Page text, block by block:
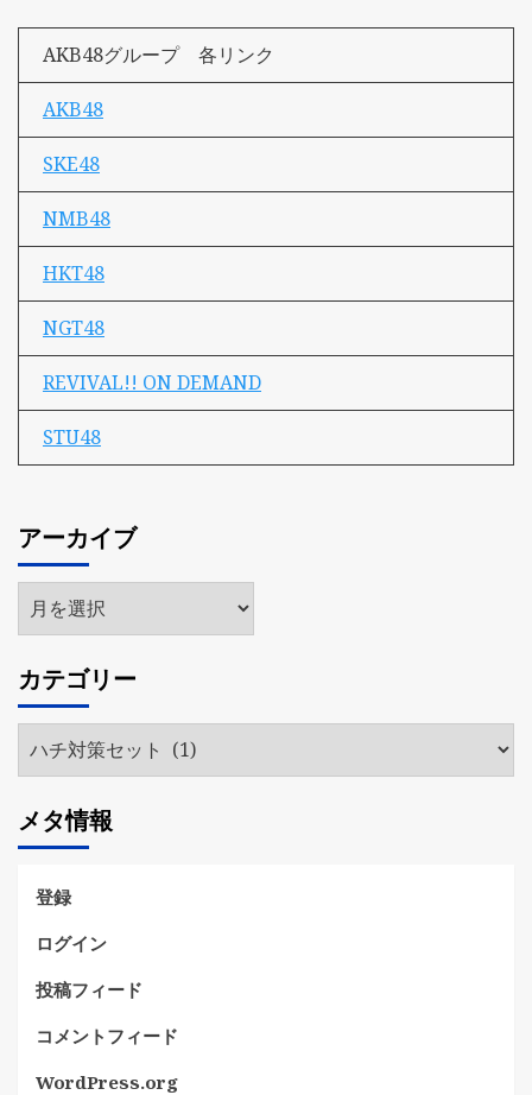
AKB48グループ 各リンク
AKB48
SKE48
NMB48
HKT48
NGT48
REVIVAL!! ON DEMAND
STU48
アーカイブ
ア
ー
イ
ブ
カテゴリー
テ
リ
ー
メタ情報
登録
ログイン
投稿フィード
コメントフィード
WordPress.org